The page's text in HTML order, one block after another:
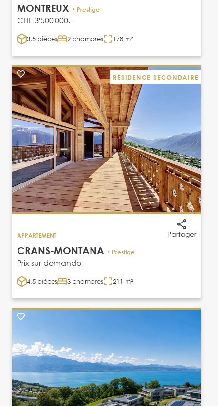
MONTREUX • Prestige
CHF 3'500'000.-
3.5 pièces 2 chambres 178 m²
RÉSIDENCE SECONDAIRE
Partager
APPARTEMENT
CRANS-MONTANA • Prestige
Prix sur demande
4.5 pièces 3 chambres 211 m²